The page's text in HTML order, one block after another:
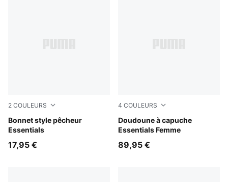
2 COULEURS
Bonnet style pêcheur
Essentials
Birch
17,95 €
4 COULEURS
Doudoune à capuche
Essentials Femme
Puma Black
89,95 €